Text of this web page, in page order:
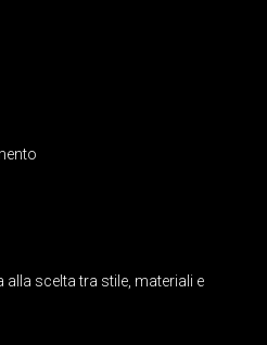
scelta tra stile, materiali e